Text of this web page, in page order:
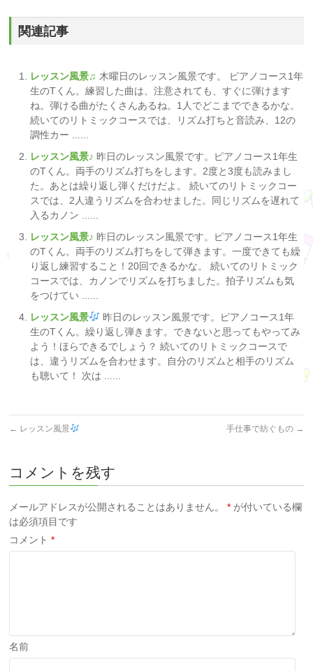
関連記事
レッスン風景♫ 木曜日のレッスン風景です。 ピアノコース1年
生のTくん。練習した曲は、注意されても、すぐに弾けます
ね。弾ける曲がたくさんあるね。1人でどこまでできるかな。
続いてのリトミックコースでは、リズム打ちと音読み、12の
調性カー ......
レッスン風景♪ 昨日のレッスン風景です。ピアノコース1年生
のTくん。両手のリズム打ちをします。2度と3度も読みまし
た。あとは繰り返し弾くだけだよ。 続いてのリトミックコー
スでは、2人違うリズムを合わせました。同じリズムを遅れて
入るカノン ......
レッスン風景♪ 昨日のレッスン風景です。ピアノコース1年生
のTくん。両手のリズム打ちをして弾きます。一度できても繰
り返し練習すること！20回できるかな。 続いてのリトミック
コースでは、カノンでリズムを打ちました。拍子リズムも気
をつけてい ......
レッスン風景
昨日のレッスン風景です。ピアノコース1年
生のTくん。繰り返し弾きます。できないと思ってもやってみ
よう！ほらできるでしょう？ 続いてのリトミックコースで
は、違うリズムを合わせます。自分のリズムと相手のリズム
も聴いて！ 次は ......
← レッスン風景 手仕事で紡ぐもの →
コメントを残す
メールアドレスが公開されることはありません。 * が付いている欄
は必須項目です
コメント*
名前